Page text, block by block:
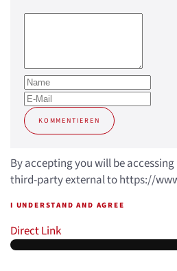
KOMMENTIEREN
By accepting you will be
third-party external to https://
I UNDERSTAND AND AGREE
Direct Link